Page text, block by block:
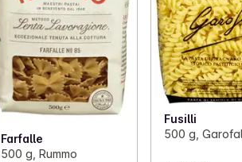
Farfalle
500 g, Rummo
Fusilli
500 g,